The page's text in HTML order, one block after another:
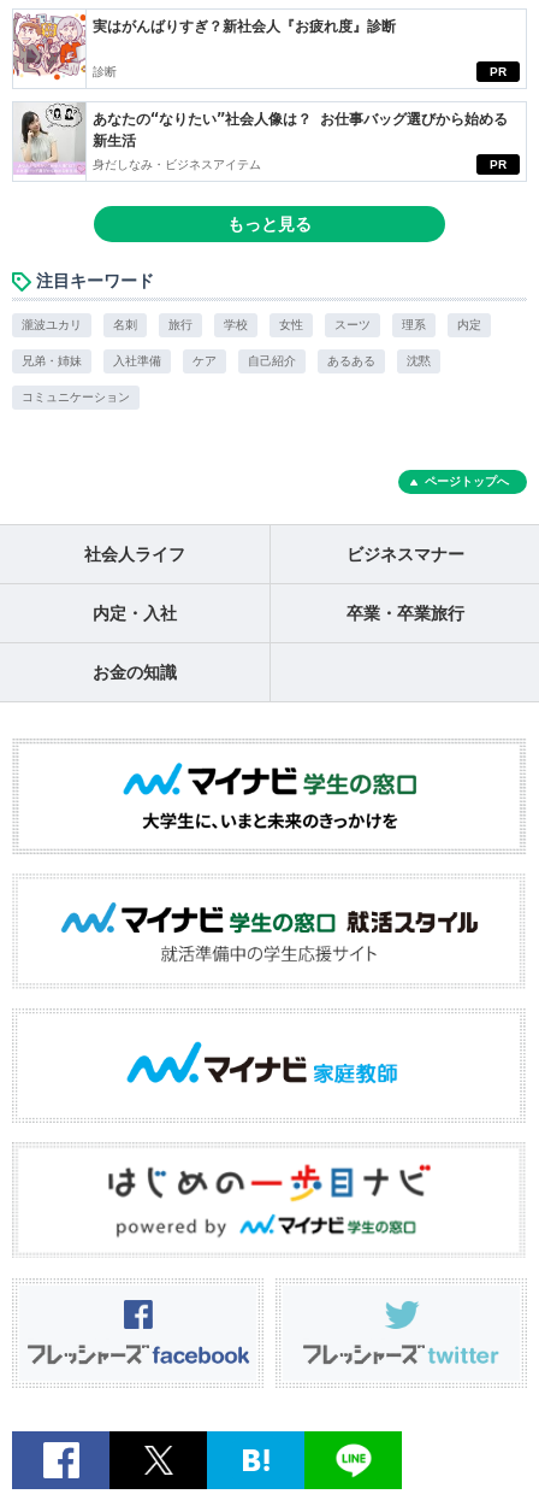
PR
実はがんばりすぎ？新社会人『お疲れ度』診断
診断
PR
あなたの“なりたい”社会人像は？ お仕事バッグ選びから始める
新生活
身だしなみ・ビジネスアイテム
もっと見る
注目キーワード
瀧波ユカリ 名刺 旅行 学校 女性 スーツ 理系 内定
兄弟・姉妹 入社準備 ケア 自己紹介 あるある 沈黙
コミュニケーション
ページトップへ
社会人ライフ ビジネスマナー
内定・入社 卒業・卒業旅行
お金の知識